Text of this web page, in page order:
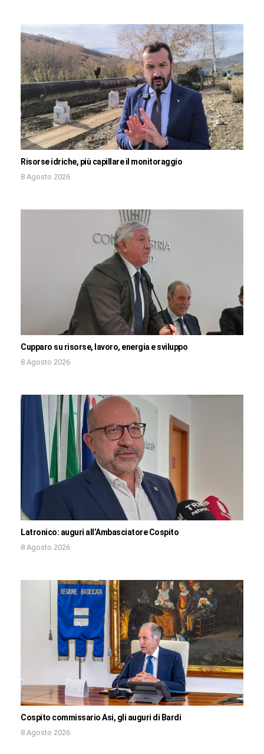
Risorse idriche, più capillare il monitoraggio
8 Agosto 2026
Cupparo su risorse, lavoro, energia e sviluppo
8 Agosto 2026
Latronico: auguri all’Ambasciatore Cospito
8 Agosto 2026
Cospito commissario Asi, gli auguri di Bardi
8 Agosto 2026